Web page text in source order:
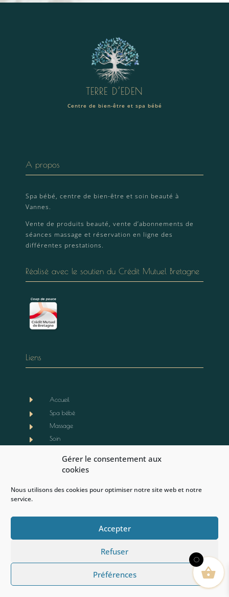
Gérer le consentement aux
cookies
Nous utilisons des cookies pour optimiser notre site web et notre
service.
Accepter
Refuser
Préférences
TERRE D’EDEN
Centre de bien-être et spa bébé
A propos
Spa bébé, centre de bien-être et soin beauté à
Vannes.
Vente de produits beauté, vente d’abonnements de
séances massage et réservation en ligne des
différentes prestations.
Réalisé avec le soutien du Crédit Mutuel Bretagne
Liens
E Accueil
E Spa bébé
E Massage
E Soin
Notre actualité
E Mentions légales
E
E Politique de cookies (EU)
La loupiote du WEB®
terrededen@hotmail.com
0